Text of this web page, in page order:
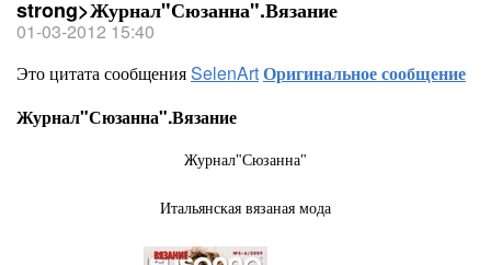
strong>Журнал"Сюзанна".Вязание
01-03-2012 15:40
Это цитата сообщенияSelenArtОригинальное сообщение
Журнал"Сюзанна".Вязание
Журнал"Сюзанна"
Итальянская вязаная мода